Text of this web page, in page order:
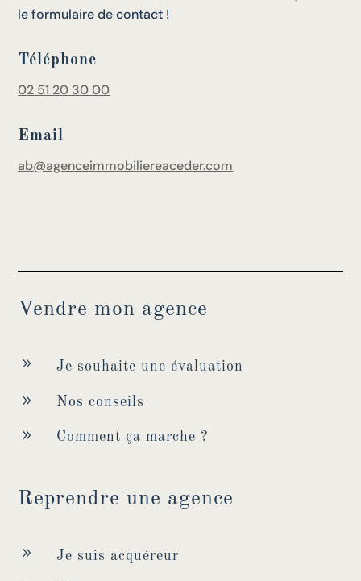
le formulaire de contact !
Téléphone
02 51 20 30 00
Email
ab@agenceimmobiliereaceder.com
Vendre mon agence
9 Je souhaite une évaluation
9 Nos conseils
9 Comment ça marche ?
Reprendre une agence
9 Je suis acquéreur